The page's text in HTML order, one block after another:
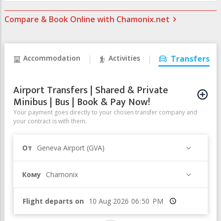
Compare & Book Online with Chamonix.net
Accommodation Activities Transfers
Airport Transfers | Shared & Private
Minibus | Bus | Book & Pay Now!
Your payment goes directly to your chosen transfer company and
your contract is with them.
От Geneva Airport (GVA)
Кому Chamonix
Flight departs on Время